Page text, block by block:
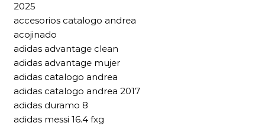
2025
accesorios catalogo andrea
acojinado
adidas advantage clean
adidas advantage mujer
adidas catalogo andrea
adidas catalogo andrea 2017
adidas duramo 8
adidas messi 16.4 fxg